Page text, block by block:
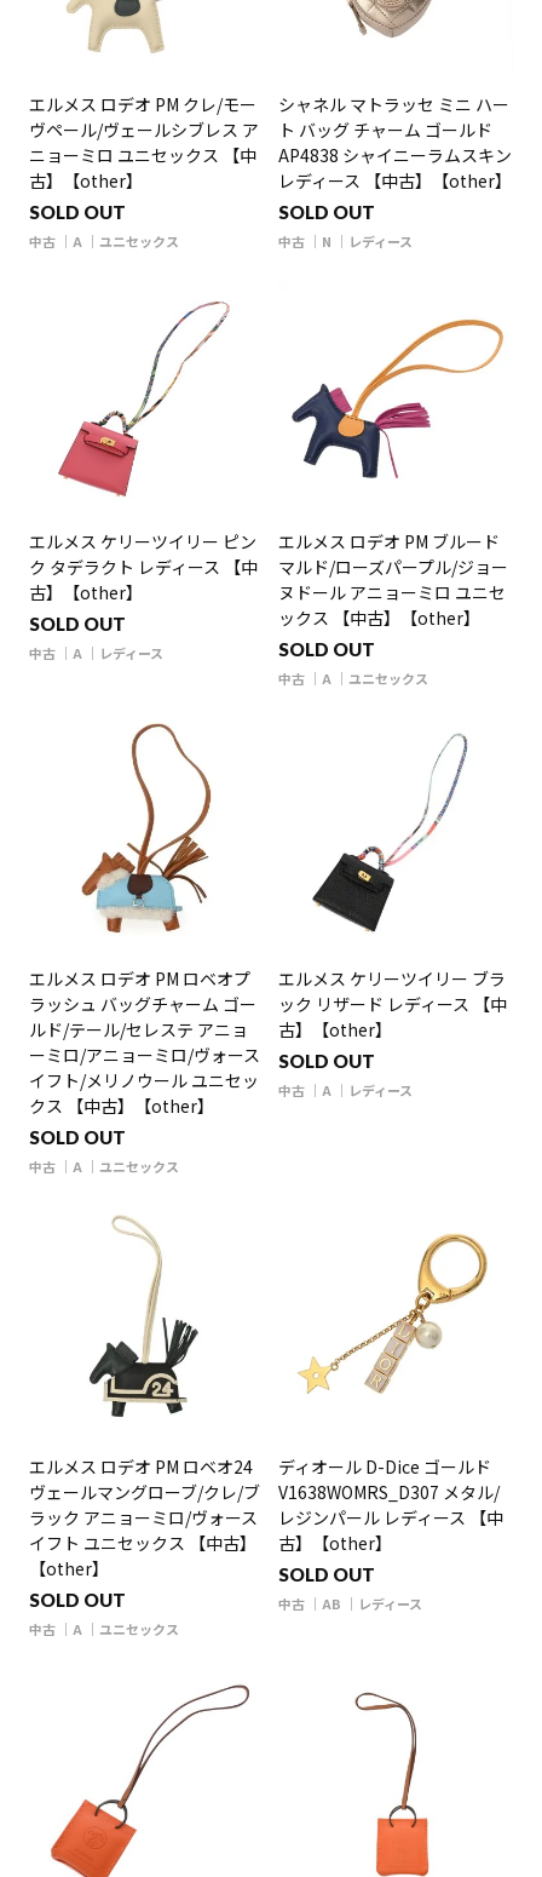
エルメス ロデオ PM クレ/モー
ヴペール/ヴェールシブレス ア
ニョーミロ ユニセックス 【中
古】【other】
SOLD OUT
中古 A ユニセックス
シャネル マトラッセ ミニ ハー
ト バッグ チャーム ゴールド
AP4838 シャイニーラムスキン
レディース 【中古】【other】
SOLD OUT
中古 N レディース
エルメス ケリーツイリー ピン
ク タデラクト レディース 【中
古】【other】
SOLD OUT
中古 A レディース
エルメス ロデオ PM ブルード
マルド/ローズパープル/ジョー
ヌドール アニョーミロ ユニセ
ックス 【中古】【other】
SOLD OUT
中古 A ユニセックス
エルメス ロデオ PM ロベオプ
ラッシュ バッグチャーム ゴー
ルド/テール/セレステ アニョ
ーミロ/アニョーミロ/ヴォース
イフト/メリノウール ユニセッ
クス 【中古】【other】
SOLD OUT
中古 A ユニセックス
エルメス ケリーツイリー ブラ
ック リザード レディース 【中
古】【other】
SOLD OUT
中古 A レディース
エルメス ロデオ PM ロベオ24
ヴェールマングローブ/クレ/ブ
ラック アニョーミロ/ヴォース
イフト ユニセックス 【中古】
【other】
SOLD OUT
中古 A ユニセックス
ディオール D-Dice ゴールド
V1638WOMRS_D307 メタル/
レジンパール レディース 【中
古】【other】
SOLD OUT
中古 AB レディース